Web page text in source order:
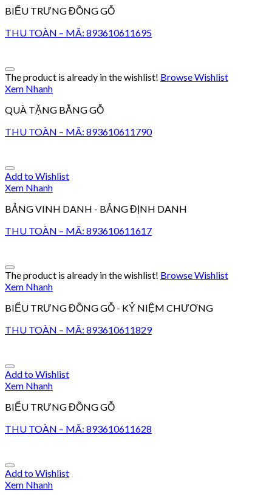
BIỂU TRƯNG ĐỒNG GỖ
THU TOÀN – MÃ: 893610611695
The product is already in the wishlist! Browse Wishlist
Xem Nhanh
QUÀ TẶNG BẰNG GỖ
THU TOÀN – MÃ: 893610611790
Add to Wishlist
Xem Nhanh
BẢNG VINH DANH - BẢNG ĐỊNH DANH
THU TOÀN – MÃ: 893610611617
The product is already in the wishlist! Browse Wishlist
Xem Nhanh
BIỂU TRƯNG ĐỒNG GỖ - KỶ NIỆM CHƯƠNG
THU TOÀN – MÃ: 893610611829
Add to Wishlist
Xem Nhanh
BIỂU TRƯNG ĐỒNG GỖ
THU TOÀN – MÃ: 893610611628
Add to Wishlist
Xem Nhanh